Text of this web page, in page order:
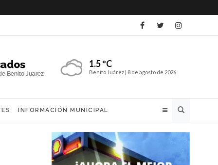
1.5 ºC
Benito Juárez | 8 de agosto de 2026
INFORMACIÓN MUNICIPAL